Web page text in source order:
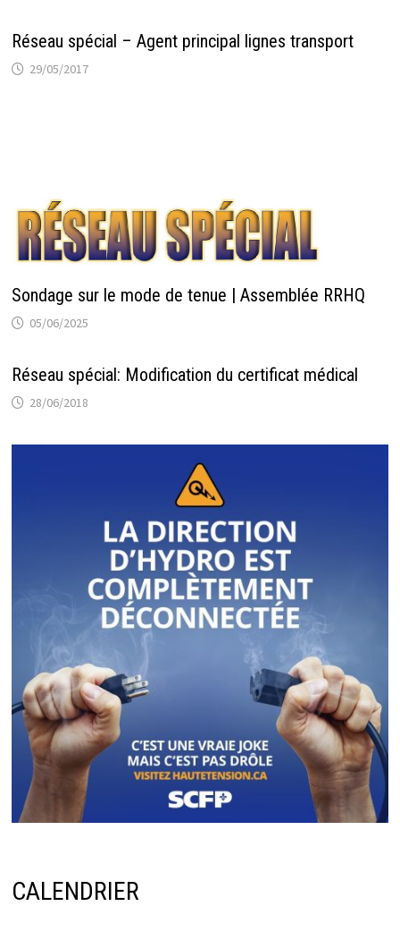
Réseau spécial – Agent principal lignes transport
29/05/2017
Sondage sur le mode de tenue | Assemblée RRHQ
05/06/2025
Réseau spécial: Modification du certificat médical
28/06/2018
CALENDRIER